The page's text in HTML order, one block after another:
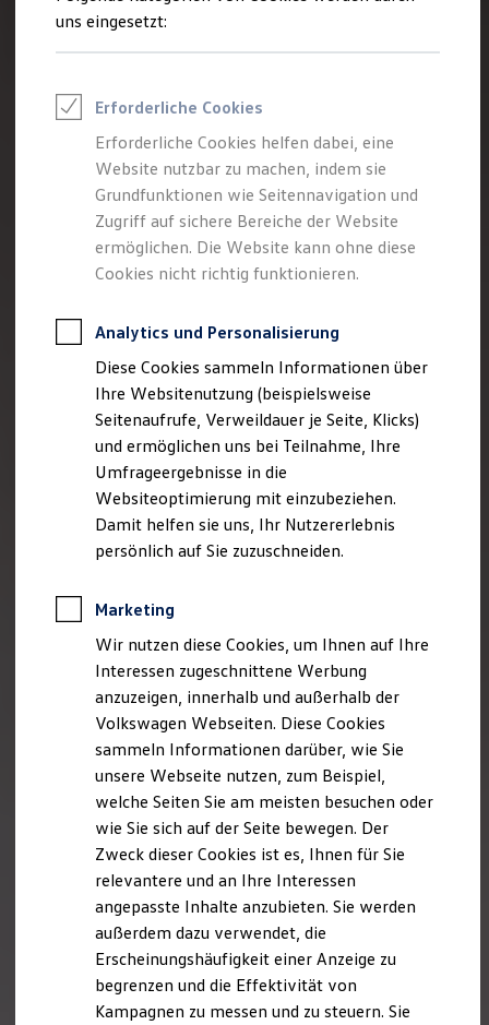
Reifenpakete
Leasing
Leasing-Angebote
Elektroauto Leasing
Kleinwagen-Leasing
Leasing ohne Anzahlung
Finanzierung
Autokredit mit Schlussrate
Versicherungen und Garantien
Kfz-Versicherung
Restschuldversicherungen
Garantien
Professional Class bei Volkswagen
Behörden
Direktkunden
Sonderfahrzeuge
Anpfiff zum Gewinn
Elektromobilität
Elektroautos
ID. Tutorials
Elektrofahrzeugkonzepte
ID. EVERY1
Reichweite
Rekuperation
Laden unterwegs
Laden Zuhause
Ladestationen finden
Ladezeitensimulator
Batterie
Sicherheit
Nachhaltigkeit
Technologie
Kosten und Kauf
Kaufoptionen
E-Auto-Förderung
Software und Konnektivität
Die ID. Software 6
ID. Software Versionen und Updates
Digitale Extras
Schnittstellen zu Ihrem ID.
Hybridautos
Marke und Erlebnis
uns eingesetzt:
Erforderliche Cookies
Erforderliche Cookies helfen dabei, eine
Website nutzbar zu machen, indem sie
Grundfunktionen wie Seitennavigation und
Zugriff auf sichere Bereiche der Website
ermöglichen. Die Website kann ohne diese
Cookies nicht richtig funktionieren.
Analytics und Personalisierung
Diese Cookies sammeln Informationen über
Ihre Websitenutzung (beispielsweise
Seitenaufrufe, Verweildauer je Seite, Klicks)
und ermöglichen uns bei Teilnahme, Ihre
Umfrageergebnisse in die
Websiteoptimierung mit einzubeziehen.
Damit helfen sie uns, Ihr Nutzererlebnis
persönlich auf Sie zuzuschneiden.
Marketing
Wir nutzen diese Cookies, um Ihnen auf Ihre
Interessen zugeschnittene Werbung
anzuzeigen, innerhalb und außerhalb der
Volkswagen Webseiten. Diese Cookies
sammeln Informationen darüber, wie Sie
unsere Webseite nutzen, zum Beispiel,
welche Seiten Sie am meisten besuchen oder
wie Sie sich auf der Seite bewegen. Der
Zweck dieser Cookies ist es, Ihnen für Sie
relevantere und an Ihre Interessen
angepasste Inhalte anzubieten. Sie werden
außerdem dazu verwendet, die
Erscheinungshäufigkeit einer Anzeige zu
begrenzen und die Effektivität von
Kampagnen zu messen und zu steuern. Sie